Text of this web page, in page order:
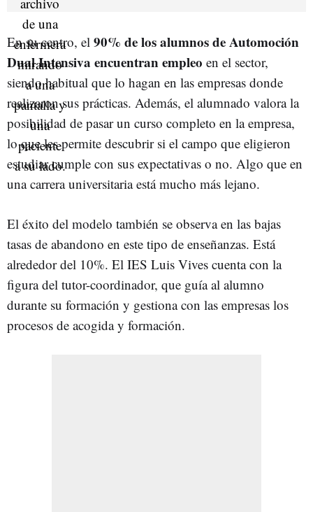
En su centro, el 90% de los alumnos de Automoción
Dual Intensiva encuentran empleo en el sector,
siendo habitual que lo hagan en las empresas donde
realizaron sus prácticas. Además, el alumnado valora la
posibilidad de pasar un curso completo en la empresa,
lo que les permite descubrir si el campo que eligieron
estudiar cumple con sus expectativas o no. Algo que en
una carrera universitaria está mucho más lejano.
El éxito del modelo también se observa en las bajas
tasas de abandono en este tipo de enseñanzas. Está
alrededor del 10%. El IES Luis Vives cuenta con la
figura del tutor-coordinador, que guía al alumno
durante su formación y gestiona con las empresas los
procesos de acogida y formación.